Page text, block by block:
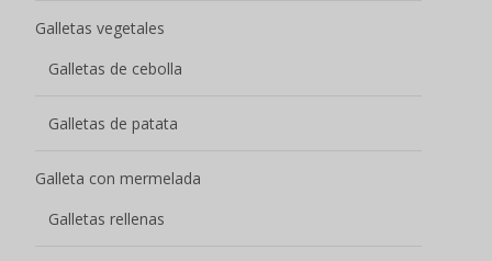
Galletas vegetales
Galletas de cebolla
Galletas de patata
Galleta con mermelada
Galletas rellenas